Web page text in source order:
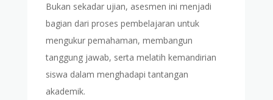
Bukan sekadar ujian, asesmen ini menjadi
bagian dari proses pembelajaran untuk
mengukur pemahaman, membangun
tanggung jawab, serta melatih kemandirian
siswa dalam menghadapi tantangan
akademik.